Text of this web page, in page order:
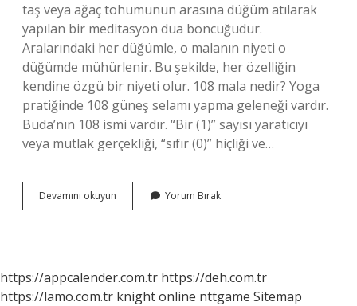
taş veya ağaç tohumunun arasına düğüm atılarak
yapılan bir meditasyon dua boncuğudur.
Aralarındaki her düğümle, o malanın niyeti o
düğümde mühürlenir. Bu şekilde, her özelliğin
kendine özgü bir niyeti olur. 108 mala nedir? Yoga
pratiğinde 108 güneş selamı yapma geleneği vardır.
Buda’nın 108 ismi vardır. “Bir (1)” sayısı yaratıcıyı
veya mutlak gerçekliği, “sıfır (0)” hiçliği ve…
Devamını okuyun
Kolyenin
Yorum Bırak
https://appcalender.com.tr https://deh.com.tr
https://lamo.com.tr knight online nttgame Sitemap